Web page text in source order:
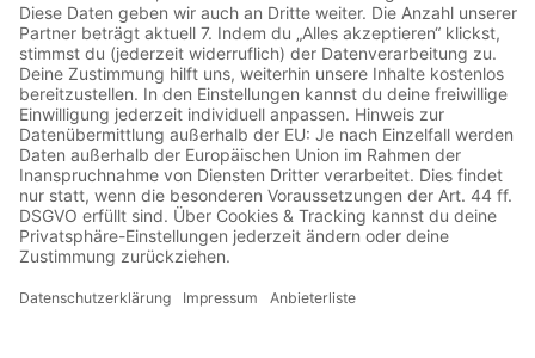
In der dritten Liga fanden wir das ganz große Glück bei
Langfang Glory. Viele Hürden später stehen wir inmitten der
emsigen Chinesen, die hier in den Vorstädten Pekings ihre
Farben vertreten. Und zur Feier des Tages gibt’s dann gleich
mal nen Schal geschenkt für die 2 verirrten Gestalten. Schon
mal von Jinan gehört? Dahin sollte es uns auch noch ziehen,
wenn wir denn dann unser Hotel vor Ort finden.
#186 - Kinderhand in der
Hosentasche